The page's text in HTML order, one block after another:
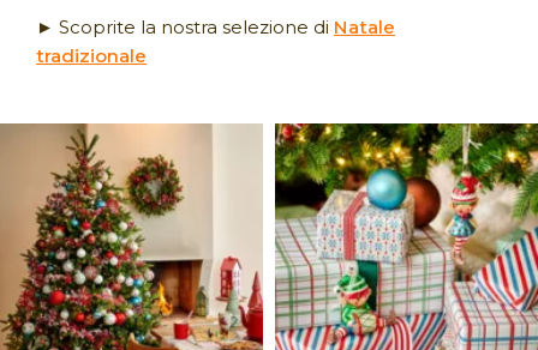
► Scoprite la nostra selezione di Natale
tradizionale